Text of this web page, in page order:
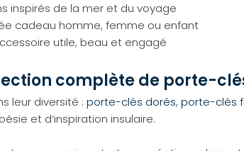
inspirés de la mer et du voyage
cadeau homme, femme ou enfant
utile, beau et engagé
complète de porte-
leur diversité : porte-clés dorés, porte-clés
et d’inspiration insulaire.